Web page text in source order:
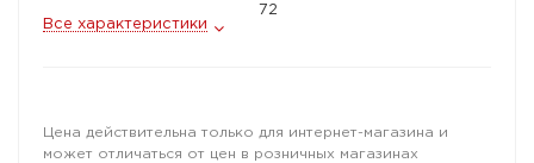
72
Все характеристики
Цена действительна только для интернет-магазина и
может отличаться от цен в розничных магазинах